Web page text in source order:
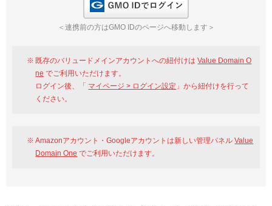
※AmazonはValue Domain Oneのログイン画面へ遷移します
GMO ID
＜連携前の方はGMO IDのページへ移動します＞
既存のバリュードメインアカウントへの紐付けはValue Domain O
ne でご利用いただけます。
ログイン後、「 マイページ > ログイン設定 」から紐付けを行って
ください。
Amazonアカウント・Googleアカウントは新しい管理パネルValue
Domain One でご利用いただけます。